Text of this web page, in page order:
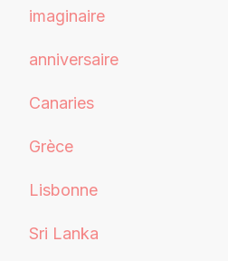
imaginaire
anniversaire
Canaries
Grèce
Lisbonne
Sri Lanka